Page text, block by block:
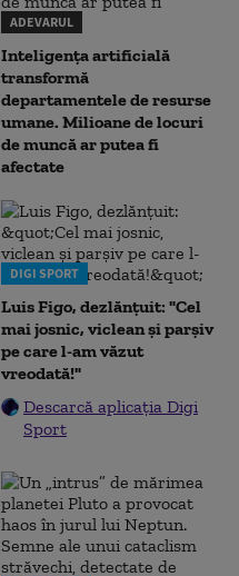
ADEVARUL
Inteligența artificială
transformă
departamentele de resurse
umane. Milioane de locuri
de muncă ar putea fi
afectate
DIGI SPORT
Luis Figo, dezlănțuit: "Cel
mai josnic, viclean și parșiv
pe care l-am văzut
vreodată!"
Descarcă aplicația Digi
Sport